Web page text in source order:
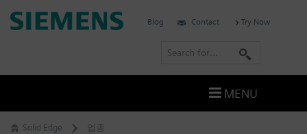
Skip
to
Solid Edge 업종
Siemens
Blog Contact Try Now
r
MENU